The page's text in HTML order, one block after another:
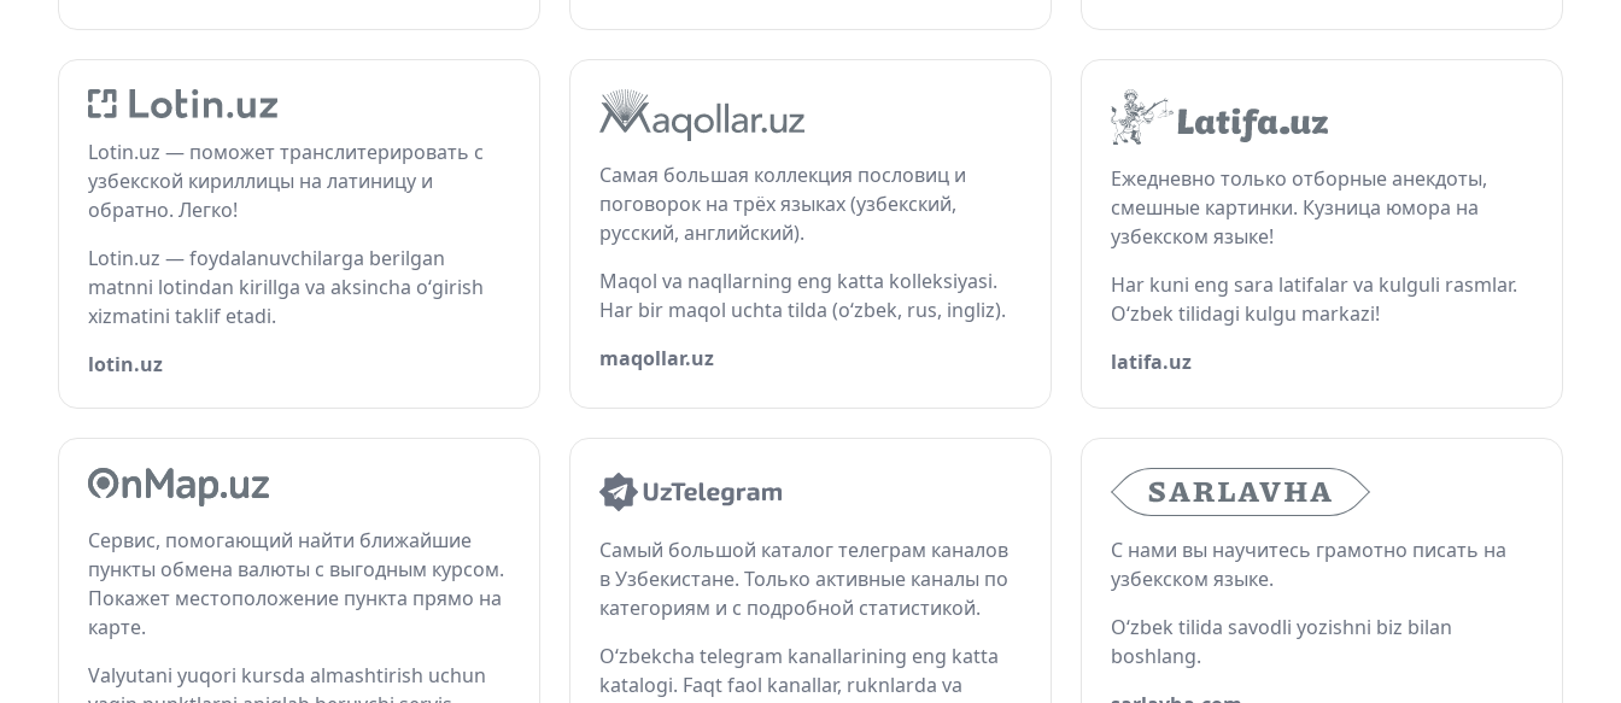
Lotin.uz — поможет транслитерировать с
узбекской кириллицы на латиницу и
обратно. Легко!
Lotin.uz — foydalanuvchilarga berilgan
matnni lotindan kirillga va aksincha o‘girish
xizmatini taklif etadi.
lotin.uz
Самая большая коллекция пословиц и
поговорок на трёх языках (узбекский,
русский, английский).
Maqol va naqllarning eng katta kolleksiyasi.
Har bir maqol uchta tilda (o‘zbek, rus, ingliz).
maqollar.uz
Ежедневно только отборные анекдоты,
смешные картинки. Кузница юмора на
узбекском языке!
Har kuni eng sara latifalar va kulguli rasmlar.
O‘zbek tilidagi kulgu markazi!
latifa.uz
Сервис, помогающий найти ближайшие
пункты обмена валюты с выгодным курсом.
Покажет местоположение пункта прямо на
карте.
Valyutani yuqori kursda almashtirish uchun
Самый большой каталог телеграм каналов
в Узбекистане. Только активные каналы по
категориям и с подробной статистикой.
O‘zbekcha telegram kanallarining eng katta
katalogi. Faqt faol kanallar, ruknlarda va
С нами вы научитесь грамотно писать на
узбекском языке.
O‘zbek tilida savodli yozishni biz bilan
boshlang.